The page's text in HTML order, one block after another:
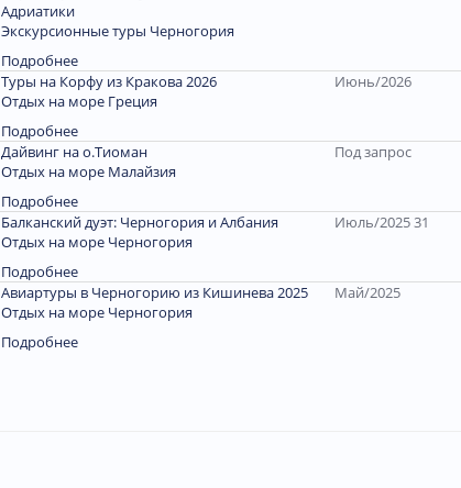
Адриатики
Экскурсионные туры Черногория
Подробнее
Туры на Корфу из Кракова 2026
Отдых на море Греция
Подробнее
Июнь/2026
Дайвинг на о.Тиоман
Отдых на море Малайзия
Подробнее
Под запрос
Балканский дуэт: Черногория и Албания
Отдых на море Черногория
Подробнее
Июль/2025 31
Авиартуры в Черногорию из Кишинева 2025
Отдых на море Черногория
Подробнее
Май/2025